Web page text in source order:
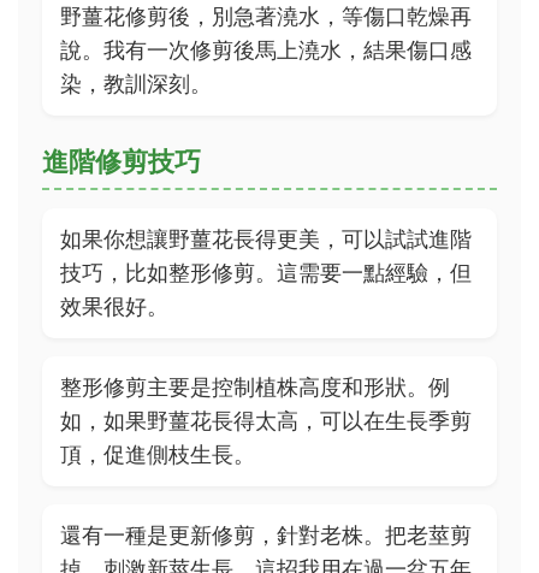
野薑花修剪後，別急著澆水，等傷口乾燥再
說。我有一次修剪後馬上澆水，結果傷口感
染，教訓深刻。
進階修剪技巧
如果你想讓野薑花長得更美，可以試試進階
技巧，比如整形修剪。這需要一點經驗，但
效果很好。
整形修剪主要是控制植株高度和形狀。例
如，如果野薑花長得太高，可以在生長季剪
頂，促進側枝生長。
還有一種是更新修剪，針對老株。把老莖剪